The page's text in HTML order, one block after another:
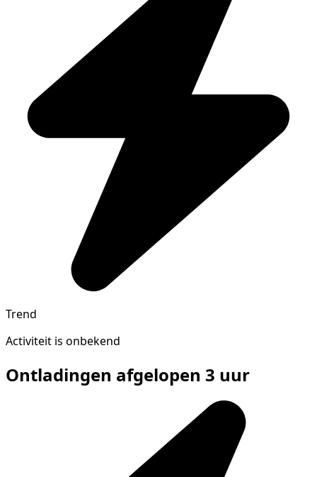
Trend
Activiteit is onbekend
Ontladingen afgelopen 3 uur